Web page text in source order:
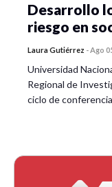
Desarrollo
riesgo en
Laura Gutiérrez -Ago
Universidad
Regional de
ciclo de